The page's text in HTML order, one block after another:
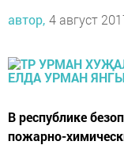
автор, 4 август
В республике
пожарно-